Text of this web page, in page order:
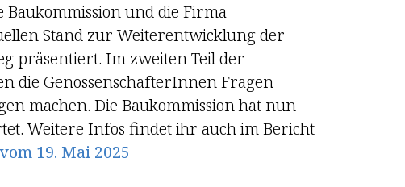
Baukommission und die Firma
Stand zur Weiter­entwicklung der
präsentiert. Im zweiten Teil der
die Genossen­schafterInnen Fragen
machen. Die Baukommission hat nun
Weitere Infos findet ihr auch im Bericht
19. Mai 2025